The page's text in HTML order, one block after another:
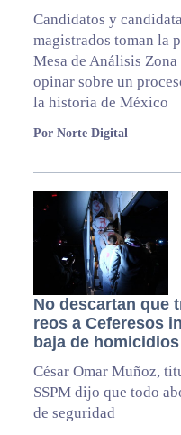
Candidatos y
magistrados toman la
Mesa de Análisis
opinar sobre un
la historia de México
Por Norte Digital
No descartan que
reos a Ceferesos
baja de
César Omar Muñoz,
SSPM dijo que todo
de seguridad